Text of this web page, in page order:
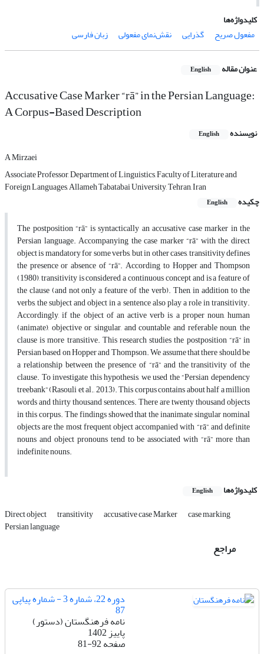
کلیدواژه‌ها
مفعول صریح
گذرایی نقش‌نمای مفعولی زبان فارسی
عنوان مقاله English
Accusative Case Marker “rā” in the Persian Language:
A Corpus-Based Description
نویسنده English
A Mirzaei
Associate Professor, Department of Linguistics, Faculty of Literature and
Foreign Languages, Allameh Tabatabai University, Tehran, Iran
چکیده
English
The postposition “rā” is syntactically an accusative case marker in the
Persian language. Accompanying the case marker “rā” with the direct
object is mandatory for some verbs, but in other cases, transitivity defines
the presence or absence of “rā”. According to Hopper and Thompson
(1980), transitivity is considered a continuous concept and is a feature of
the clause (and not only a feature of the verb). Then, in addition to the
verbs, the subject and object in a sentence also play a role in transitivity.
Accordingly, if the object of an active verb is a proper noun, human
(animate), objective or singular, and countable and referable noun, the
clause is more transitive. This research studies the postposition “rā” in
Persian based on Hopper and Thompson. We assume that there should be
a relationship between the presence of “rā”and the transitivity of the
clause. To investigate this hypothesis, we used the “Persian dependency
treebank” (Rasouli et al., 2013). This corpus contains about half a million
words and thirty thousand sentences. There are twenty thousand objects
in this corpus. The findings showed that the inanimate singular nominal
objects are the most frequent object accompanied with “rā”, and definite
nouns and object pronouns tend to be associated with “rā” more than
indefinite nouns.
کلیدواژه‌ها English
Direct object transitivity accusative case Marker case marking
Persian language
مراجع
دوره 22، شماره 3 - شماره پیاپی
87
نامه فرهنگستان (دستور)
پاییز 1402
صفحه81-92